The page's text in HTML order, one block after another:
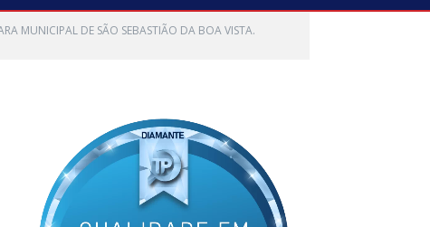
MUNICIPAL DE SÃO SEBASTIÃO DA BOA VISTA.